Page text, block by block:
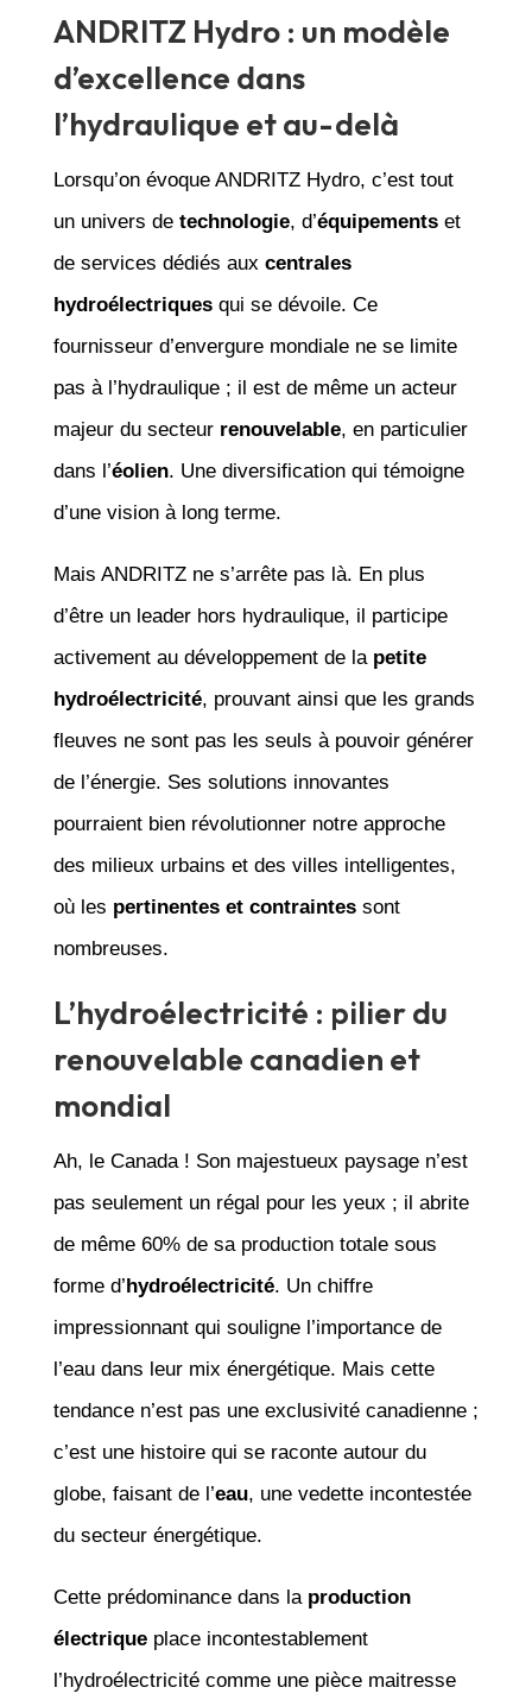
ANDRITZ Hydro : un modèle
d’excellence dans
l’hydraulique et au-delà
Lorsqu’on évoque ANDRITZ Hydro, c’est tout
un univers de technologie, d’équipementset
de services dédiés aux centrales
hydroélectriquesqui se dévoile. Ce
fournisseur d’envergure mondiale ne se limite
pas à l’hydraulique ; il est de même un acteur
majeur du secteur renouvelable, en particulier
dans l’éolien. Une diversification qui témoigne
d’une vision à long terme.
Mais ANDRITZ ne s’arrête pas là. En plus
d’être un leader hors hydraulique, il participe
activement au développement de la petite
hydroélectricité, prouvant ainsi que les grands
fleuves ne sont pas les seuls à pouvoir générer
de l’énergie. Ses solutions innovantes
pourraient bien révolutionner notre approche
des milieux urbains et des villes intelligentes,
où les pertinentes et contraintessont
nombreuses.
L’hydroélectricité : pilier du
renouvelable canadien et
mondial
Ah, le Canada ! Son majestueux paysage n’est
pas seulement un régal pour les yeux ; il abrite
de même 60% de sa production totale sous
forme d’hydroélectricité. Un chiffre
impressionnant qui souligne l’importance de
l’eau dans leur mix énergétique. Mais cette
tendance n’est pas une exclusivité canadienne ;
c’est une histoire qui se raconte autour du
globe, faisant de l’eau, une vedette incontestée
du secteur énergétique.
Cette prédominance dans la production
électriqueplace incontestablement
l’hydroélectricité comme une pièce maitresse